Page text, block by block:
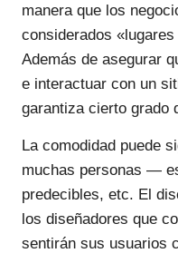
manera que los
considerados
Además de asegurar
e interactuar con un
garantiza cierto grado
La comodidad puede
muchas personas —
predecibles, etc. El
los diseñadores que
sentirán sus usuarios